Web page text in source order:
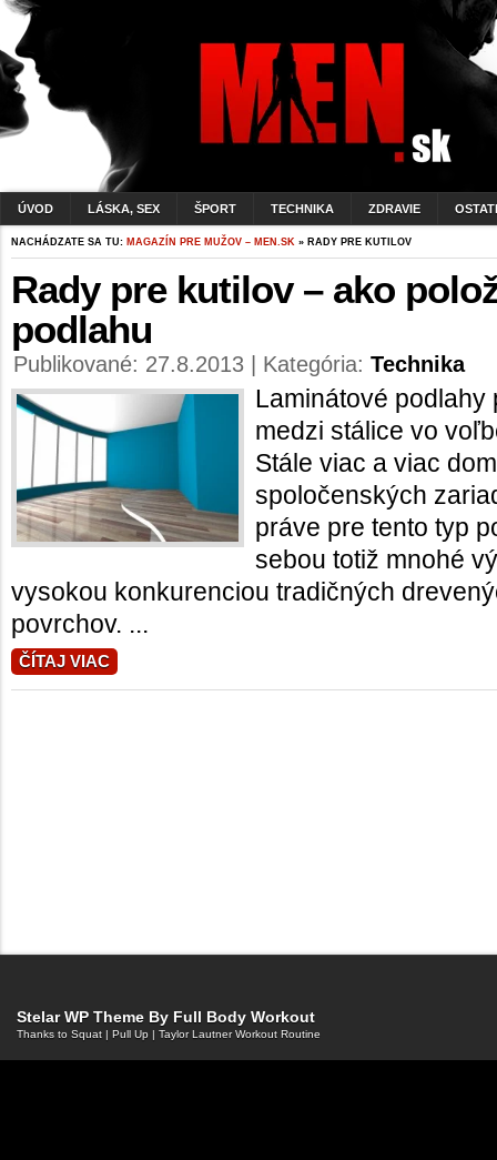
ÚVOD LÁSKA, SEX ŠPORT TECHNIKA ZDRAVIE
NACHÁDZATE SA TU: MAGAZÍN PRE MUŽOV – MEN.SK » RADY PRE KUTILOV
Rady pre kutilov – ako
podlahu
Publikované: 27.8.2013 | Kategória: Technika
Laminátové podlahy
medzi stálice vo
Stále viac a viac
spoločenských
práve pre tento typ
sebou totiž mnohé
vysokou konkurenciou tradičných
povrchov. ...
ČÍTAJ VIAC
Stelar WP Theme By Full Body Workout
Thanks to Squat | Pull Up | Taylor Lautner Workout Routine